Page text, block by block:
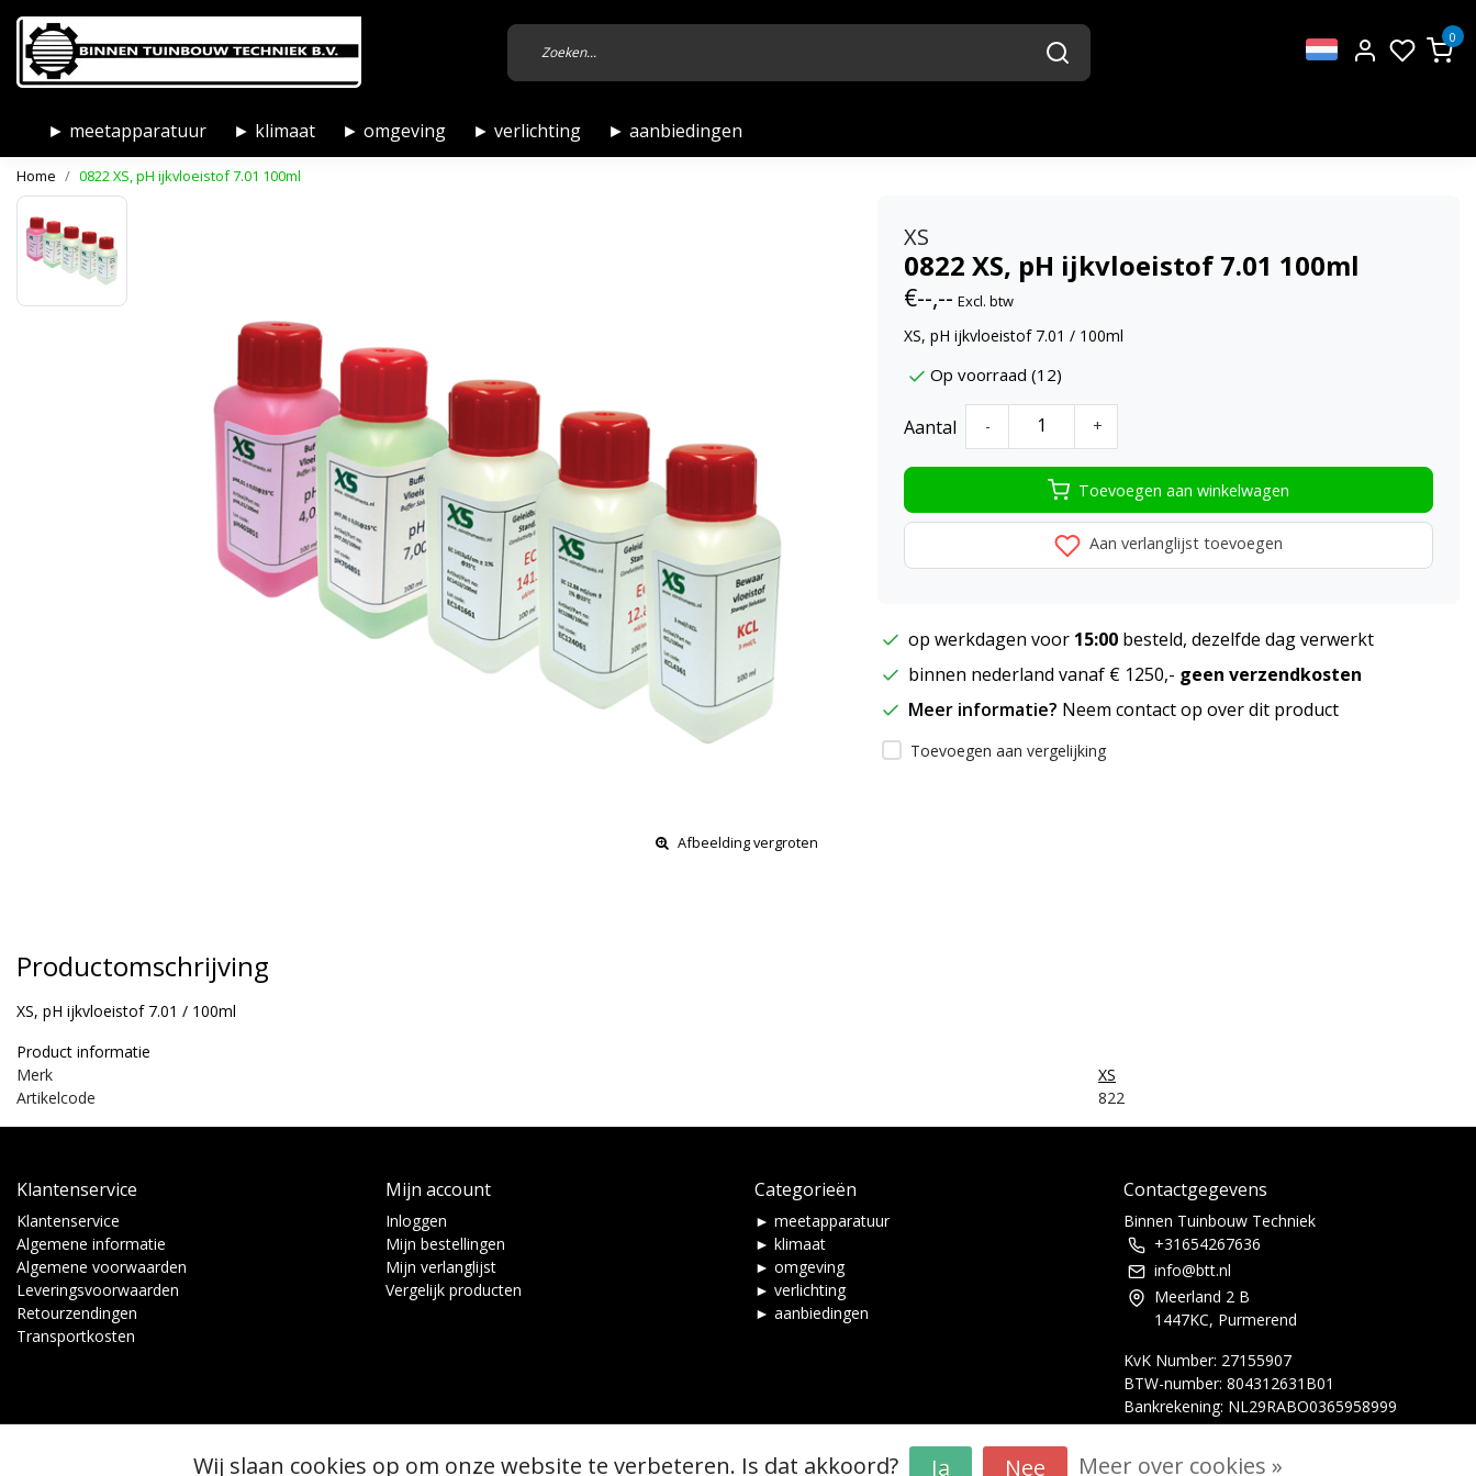
0
► meetapparatuur ► klimaat ► omgeving ► verlichting ► aanbiedingen
Home 0822 XS, pH ijkvloeistof 7.01 100ml
Afbeelding vergroten
XS
0822 XS, pH ijkvloeistof 7.01 100ml
€--,-- Excl. btw
XS, pH ijkvloeistof 7.01 / 100ml
Op voorraad (12)
Aantal - +
Toevoegen aan winkelwagen
Aan verlanglijst toevoegen
op werkdagen voor 15:00 besteld, dezelfde dag verwerkt
binnen nederland vanaf € 1250,- geen verzendkosten
Meer informatie? Neem contact op over dit product
Toevoegen aan vergelijking
Productomschrijving
XS, pH ijkvloeistof 7.01 / 100ml
Product informatie
Merk
XS
Artikelcode
822
Klantenservice
Klantenservice
Algemene informatie
Algemene voorwaarden
Leveringsvoorwaarden
Retourzendingen
Transportkosten
Mijn account
Inloggen
Mijn bestellingen
Mijn verlanglijst
Vergelijk producten
Categorieën
► meetapparatuur
► klimaat
► omgeving
► verlichting
► aanbiedingen
Contactgegevens
Binnen Tuinbouw Techniek
+31654267636
info@btt.nl
Meerland 2 B
1447KC, Purmerend
KvK Number: 27155907
BTW-number: 804312631B01
Bankrekening: NL29RABO0365958999
© Copyright 2026 - Binnen Tuinbouw Techniek | RealisatieInStijl Media
Wij slaan cookies op om onze website te verbeteren. Is dat akkoord? Ja Nee Meer over cookies »